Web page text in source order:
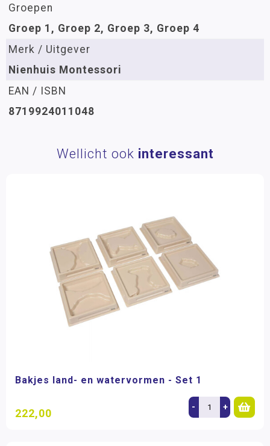
Groepen
Groep 1, Groep 2, Groep 3, Groep 4
Merk / Uitgever
Nienhuis Montessori
EAN / ISBN
8719924011048
Wellicht ook interessant
Bakjes land- en watervormen - Set 1
222,00 - +